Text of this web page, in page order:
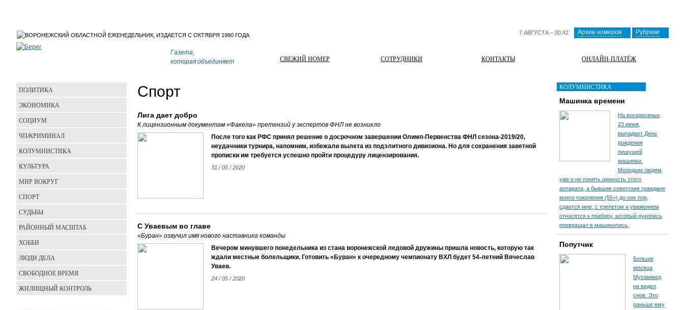
7 АВГУСТА – 00:42 Архив номеров Рубрики
Газета,
которая объединяет
СВЕЖИЙ НОМЕР СОТРУДНИКИ КОНТАКТЫ ОНЛАЙН-ПЛАТЁЖ
Спорт
Лига дает добро
К лицензионным документам «Факела» претензий у экспертов ФНЛ не возникло
После того как РФС принял решение о досрочном завершении Олимп-Первенства ФНЛ сезона-2019/20,
неудачники турнира, напомним, избежали вылета из подэлитного дивизиона. Но для сохранения заветной
прописки им требуется успешно пройти процедуру лицензирования.
31 / 05 / 2020
С Уваевым во главе
«Буран» озвучил имя нового наставника команды
Вечером минувшего понедельника из стана воронежской ледовой дружины пришла новость, которую так
ждали местные болельщики. Готовить «Буран» к очередному чемпионату ВХЛ будет 54-летний Вячеслав
Уваев.
24 / 05 / 2020
ПОЛИТИКА
ЭКОНОМИКА
СОЦИУМ
ЧП/КРИМИНАЛ
КОЛУМНИСТИКА
КУЛЬТУРА
МИР ВОКРУГ
СПОРТ
СУДЬБЫ
РАЙОННЫЙ МАСШТАБ
ХОББИ
ЛЮДИ ДЕЛА
СВОБОДНОЕ ВРЕМЯ
ЖИЛИЩНЫЙ КОНТРОЛЬ
КОЛУМНИСТИКА
Машинка времени
На воскресенье,
23 июня,
выпадает День
рождения
пишущей
машинки.
Молодым людям
уже и не понять ценность этого
аппарата, а бывшие советские граждане
моего поколения (55+) до сих пор,
сдается мне, с трепетом и уважением
относятся к прибору, который рукопись
превращал в машинопись.
Попутчик
Больше
месяца
Мухаммед
не видел
снов. Это
раньше ему